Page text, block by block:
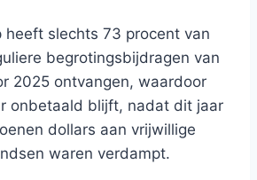
heeft slechts 73 procent van
begrotingsbijdragen van
2025 ontvangen, waardoor
onbetaald blijft, nadat dit jaar
dollars aan vrijwillige
waren verdampt.